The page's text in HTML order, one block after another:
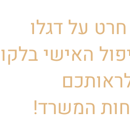
על דגלו
האישי
המשרד!